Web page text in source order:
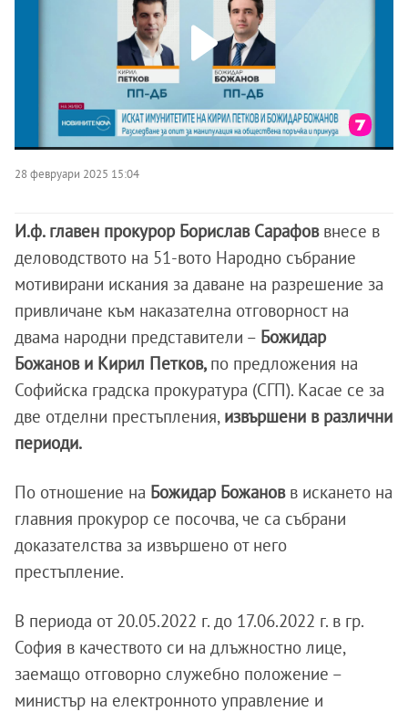
28 февруари 2025 15:04
И.ф. главен прокурор Борислав Сарафов внесе в
деловодството на 51-вото Народно събрание
мотивирани искания за даване на разрешение за
привличане към наказателна отговорност на
двама народни представители – Божидар
Божанов и Кирил Петков, по предложения на
Софийска градска прокуратура (СГП). Касае се за
две отделни престъпления, извършени в различни
периоди.
По отношение на Божидар Божановв искането на
главния прокурор се посочва, че са събрани
доказателства за извършено от него
престъпление.
В периода от 20.05.2022 г. до 17.06.2022 г. в гр.
София в качеството си на длъжностно лице,
заемащо отговорно служебно положение –
министър на електронното управление и